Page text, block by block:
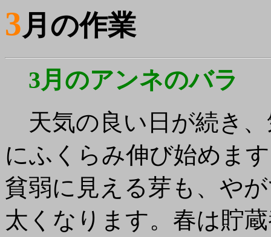
3月の作業
3月のアンネのバラ
天気の良い日が続き
にふくらみ伸び始めま
貧弱に見える芽も、や
太くなります。春は貯